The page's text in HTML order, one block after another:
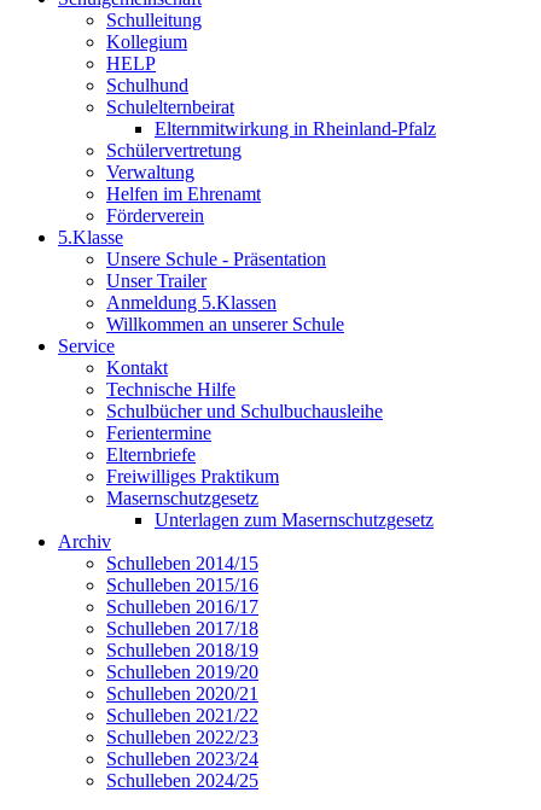
Schulleitung
Kollegium
HELP
Schulhund
Schulelternbeirat
Elternmitwirkung in Rheinland-Pfalz
Schülervertretung
Verwaltung
Helfen im Ehrenamt
Förderverein
5.Klasse
Unsere Schule - Präsentation
Unser Trailer
Anmeldung 5.Klassen
Willkommen an unserer Schule
Service
Kontakt
Technische Hilfe
Schulbücher und Schulbuchausleihe
Ferientermine
Elternbriefe
Freiwilliges Praktikum
Masernschutzgesetz
Unterlagen zum Masernschutzgesetz
Archiv
Schulleben 2014/15
Schulleben 2015/16
Schulleben 2016/17
Schulleben 2017/18
Schulleben 2018/19
Schulleben 2019/20
Schulleben 2020/21
Schulleben 2021/22
Schulleben 2022/23
Schulleben 2023/24
Schulleben 2024/25